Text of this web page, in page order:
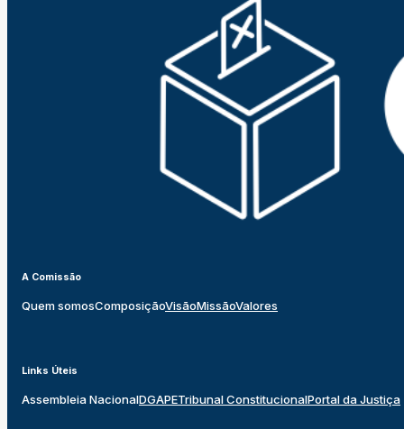
A Comissão
Quem somosComposiçãoVisãoMissãoValores
Links Úteis
Assembleia NacionalDGAPETribunal ConstitucionalPortal da Justiça